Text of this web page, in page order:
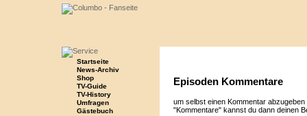
Startseite
News-Archiv
Shop
TV-Guide
TV-History
Umfragen
Gästebuch
Episoden Kommentare
um selbst einen Kommentar
"Kommentare" kannst du dann deinen